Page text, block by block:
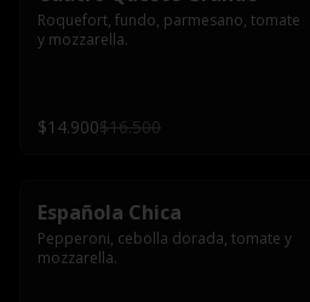
Roquefort, fundo, parmesano, tomate
y mozzarella.
$14.900$16.500
Española Chica
Pepperoni, cebolla dorada, tomate y
mozzarella.